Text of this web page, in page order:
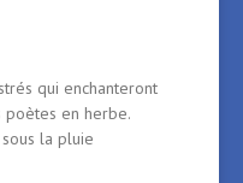
qui enchanteront
en herbe.
la pluie